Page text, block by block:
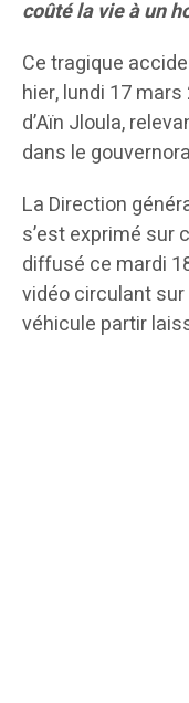
coûté la vie à un
Ce tragique
hier, lundi 17
d’Aïn Jloula,
dans le
La Direction
s’est exprimé sur
diffusé ce mardi
vidéo circulant
véhicule partir